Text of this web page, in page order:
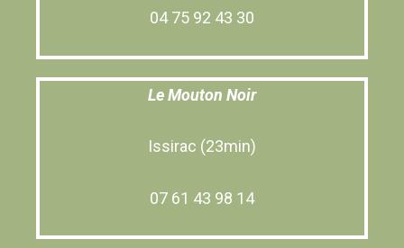
04 75 92 43 30
Le Mouton Noir
Issirac (23min)
07 61 43 98 14